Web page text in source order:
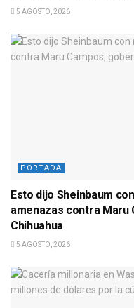
5 AGOSTO, 2026
PORTADA
Esto dijo Sheinbaum
amenazas contra Maru
Chihuahua
5 AGOSTO, 2026